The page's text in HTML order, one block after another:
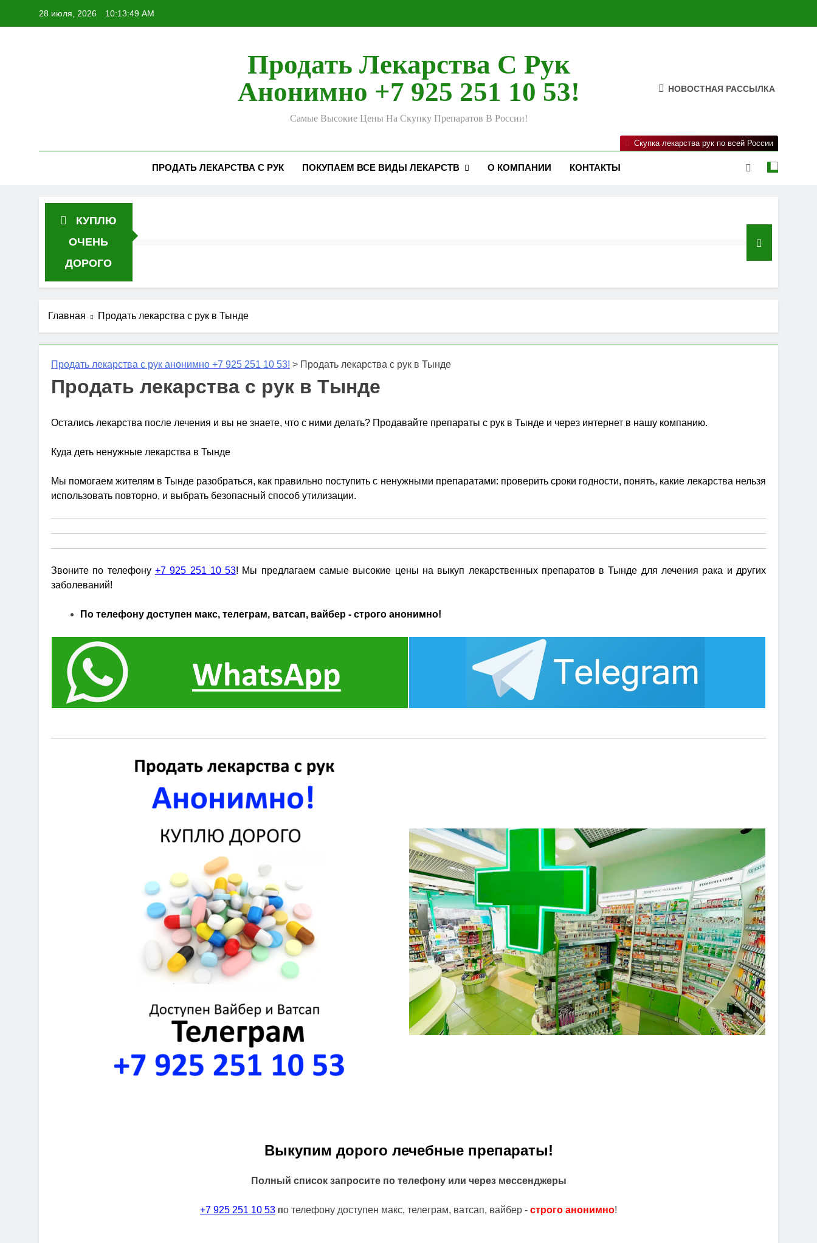
28 июля, 2026 10:13:50 AM
Продать Лекарства С Рук
Анонимно +7 925 251 10 53!
Самые Высокие Цены На Скупку Препаратов В России!
НОВОСТНАЯ РАССЫЛКА
ПРОДАТЬ ЛЕКАРСТВА С РУК ПОКУПАЕМ ВСЕ ВИДЫ ЛЕКАРСТВ О КОМПАНИИ КОНТАКТЫ
Скупка лекарства рук по всей России
КУПЛЮ
ОЧЕНЬ
ДОРОГО
Главная Продать лекарства с рук в Тынде
Продать лекарства с рук анонимно +7 925 251 10 53! > Продать лекарства с рук в Тынде
Продать лекарства с рук в Тынде
Остались лекарства после лечения и вы не знаете, что с ними делать? Продавайте препараты с рук в Тынде и через интернет в нашу компанию.
Куда деть ненужные лекарства в Тынде
Мы помогаем жителям в Тынде разобраться, как правильно поступить с ненужными препаратами: проверить сроки годности, понять, какие лекарства нельзя
использовать повторно, и выбрать безопасный способ утилизации.
Звоните по телефону +7 925 251 10 53! Мы предлагаем самые высокие цены на выкуп лекарственных препаратов в Тынде для лечения рака и других
заболеваний!
По телефону доступен макс, телеграм, ватсап, вайбер - строго анонимно!
Выкупим дорого лечебные препараты!
Полный список запросите по телефону или через мессенджеры
+7 925 251 10 53 по телефону доступен макс, телеграм, ватсап, вайбер - строго анонимно!